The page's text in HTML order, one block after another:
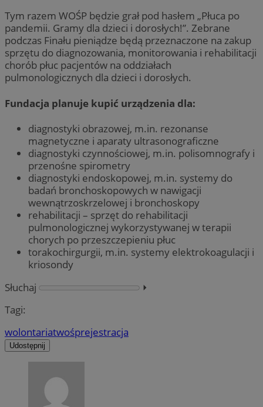
Tym razem WOŚP będzie grał pod hasłem „Płuca po
pandemii. Gramy dla dzieci i dorosłych!”. Zebrane
podczas Finału pieniądze będą przeznaczone na zakup
sprzętu do diagnozowania, monitorowania i rehabilitacji
chorób płuc pacjentów na oddziałach
pulmonologicznych dla dzieci i dorosłych.
Fundacja planuje kupić urządzenia dla:
diagnostyki obrazowej, m.in. rezonanse
magnetyczne i aparaty ultrasonograficzne
diagnostyki czynnościowej, m.in. polisomnografy i
przenośne spirometry
diagnostyki endoskopowej, m.in. systemy do
badań bronchoskopowych w nawigacji
wewnątrzoskrzelowej i bronchoskopy
rehabilitacji – sprzęt do rehabilitacji
pulmonologicznej wykorzystywanej w terapii
chorych po przeszczepieniu płuc
torakochirgurgii, m.in. systemy elektrokoagulacji i
kriosondy
Słuchaj
⏵︎
Tagi:
wolontariatwośprejestracja
Udostępnij